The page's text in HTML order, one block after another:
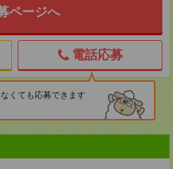
ページへ
電話応募
くても応募できます